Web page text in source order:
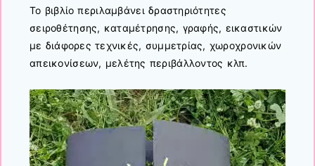
Το βιβλίο περιλαμβάνει δραστηριότητες
σειροθέτησης, καταμέτρησης, γραφής, εικαστικών
με διάφορες τεχνικές, συμμετρίας, χωροχρονικών
απεικονίσεων, μελέτης περιβάλλοντος κλπ.
Πρόγραμμα
Αναπαραγωγής
Βίντεο